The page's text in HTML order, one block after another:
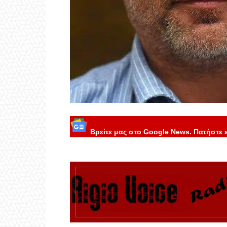
Βρείτε μας στο Google News. Πατήστε